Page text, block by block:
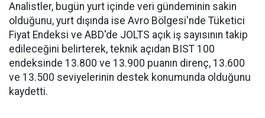
Analistler, bugün yurt içinde veri gündeminin sakin
olduğunu, yurt dışında ise Avro Bölgesi'nde Tüketici
Fiyat Endeksi ve ABD'de JOLTS açık iş sayısının takip
edileceğini belirterek, teknik açıdan BIST 100
endeksinde 13.800 ve 13.900 puanın direnç, 13.600
ve 13.500 seviyelerinin destek konumunda olduğunu
kaydetti.